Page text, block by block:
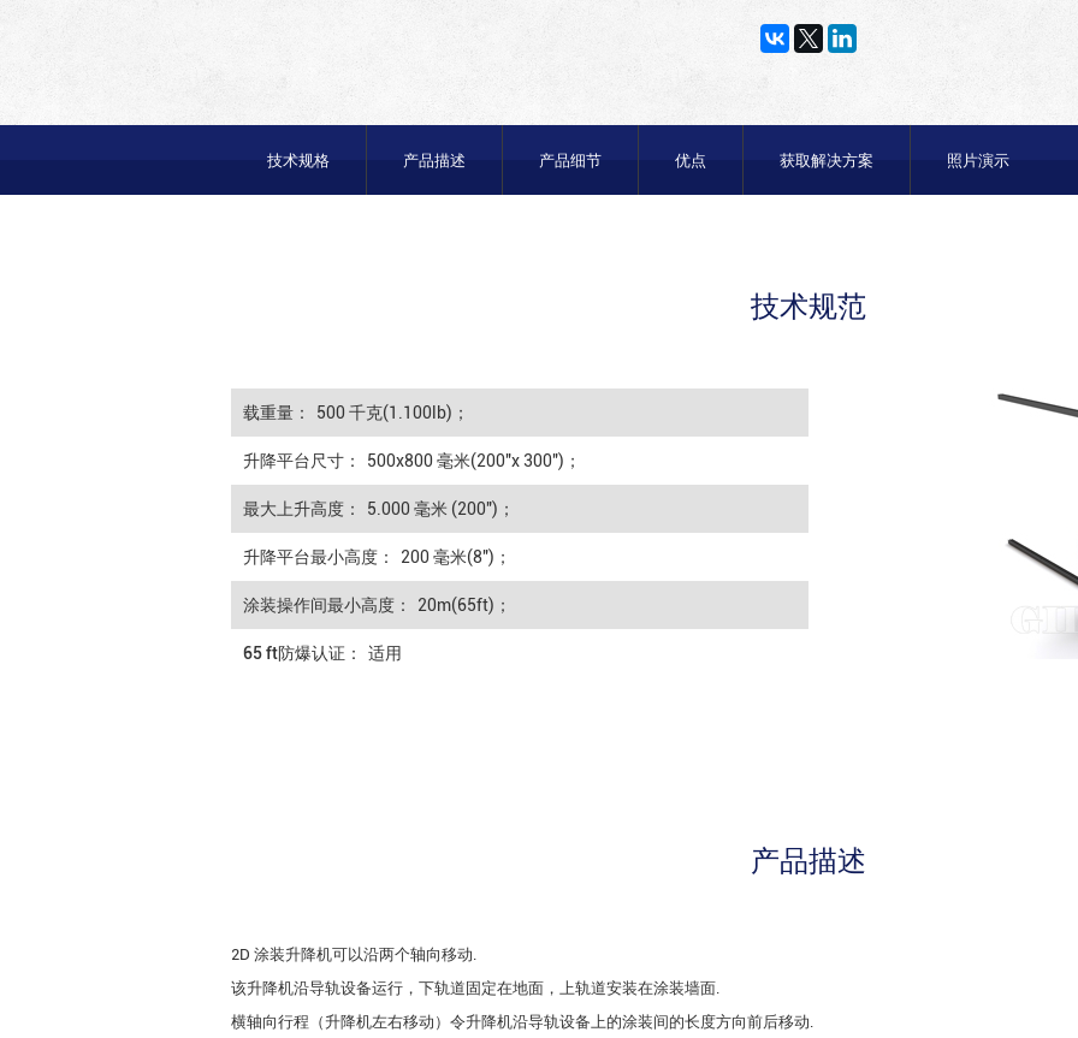
技术规格 产品描述 产品细节 优点 获取解决方案 照片演示
技术规范
载重量： 500 千克(1.100lb)；
升降平台尺寸： 500х800 毫米(200"x 300")；
最大上升高度： 5.000 毫米 (200")；
升降平台最小高度： 200 毫米(8")；
涂装操作间最小高度： 20m(65ft)；
65 ft防爆认证： 适用
产品描述
2D 涂装升降机可以沿两个轴向移动.
该升降机沿导轨设备运行，下轨道固定在地面，上轨道安装在涂装墙面.
横轴向行程（升降机左右移动）令升降机沿导轨设备上的涂装间的长度方向前后移动.